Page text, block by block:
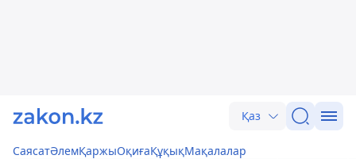
Қаз
СаясатӘлемҚаржыОқиғаҚұқықМақалалар